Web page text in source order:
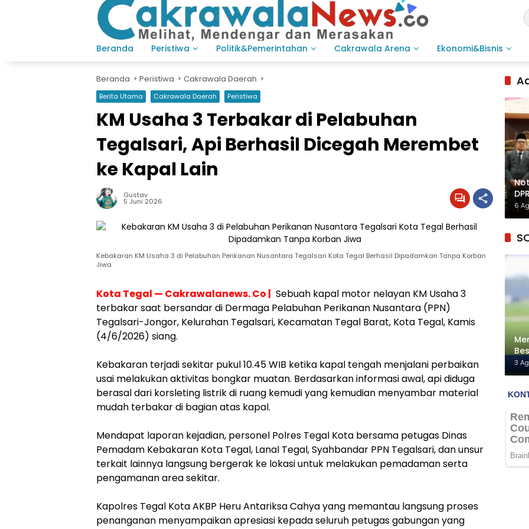
Beranda
Peristiwa Politik&Pemerintahan Cakrawala Arena Ekonomi&Bisnis
Beranda Peristiwa Cakrawala Daerah
Berita Utama Cakrawala Daerah Peristiwa
KM Usaha 3 Terbakar di Pelabuhan
Tegalsari, Api Berhasil Dicegah Merembet
ke Kapal Lain
Gustav
5 Juni 2026
Kebakaran KM Usaha 3 di Pelabuhan Perikanan Nusantara Tegalsari Kota Tegal Berhasil Dipadamkan Tanpa Korban
Jiwa
Kota Tegal — Cakrawalanews. Co | Sebuah kapal motor nelayan KM Usaha 3
terbakar saat bersandar di Dermaga Pelabuhan Perikanan Nusantara (PPN)
Tegalsari-Jongor, Kelurahan Tegalsari, Kecamatan Tegal Barat, Kota Tegal, Kamis
(4/6/2026) siang.
Kebakaran terjadi sekitar pukul 10.45 WIB ketika kapal tengah menjalani perbaikan
usai melakukan aktivitas bongkar muatan. Berdasarkan informasi awal, api diduga
berasal dari korsleting listrik di ruang kemudi yang kemudian menyambar material
mudah terbakar di bagian atas kapal.
Mendapat laporan kejadian, personel Polres Tegal Kota bersama petugas Dinas
Pemadam Kebakaran Kota Tegal, Lanal Tegal, Syahbandar PPN Tegalsari, dan unsur
terkait lainnya langsung bergerak ke lokasi untuk melakukan pemadaman serta
pengamanan area sekitar.
Kapolres Tegal Kota AKBP Heru Antariksa Cahya yang memantau langsung proses
penanganan menyampaikan apresiasi kepada seluruh petugas gabungan yang
6
3